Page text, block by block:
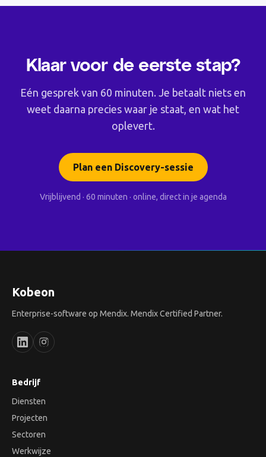
Klaar voor de eerste stap?
Eén gesprek van 60 minuten. Je betaalt niets en
weet daarna precies waar je staat, en wat het
oplevert.
Plan een Discovery-sessie
Vrijblijvend · 60 minuten · online, direct in je agenda
Kobeon
Enterprise-software op Mendix. Mendix Certified Partner.
Bedrijf
Diensten
Projecten
Sectoren
Werkwijze